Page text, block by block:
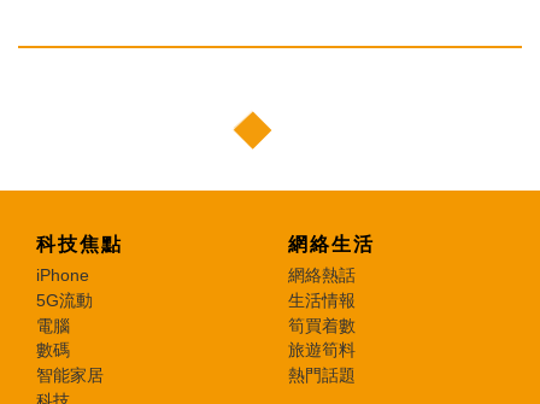
科技焦點
iPhone
5G流動
電腦
數碼
智能家居
網絡生活
網絡熱話
生活情報
筍買着數
旅遊筍料
熱門話題